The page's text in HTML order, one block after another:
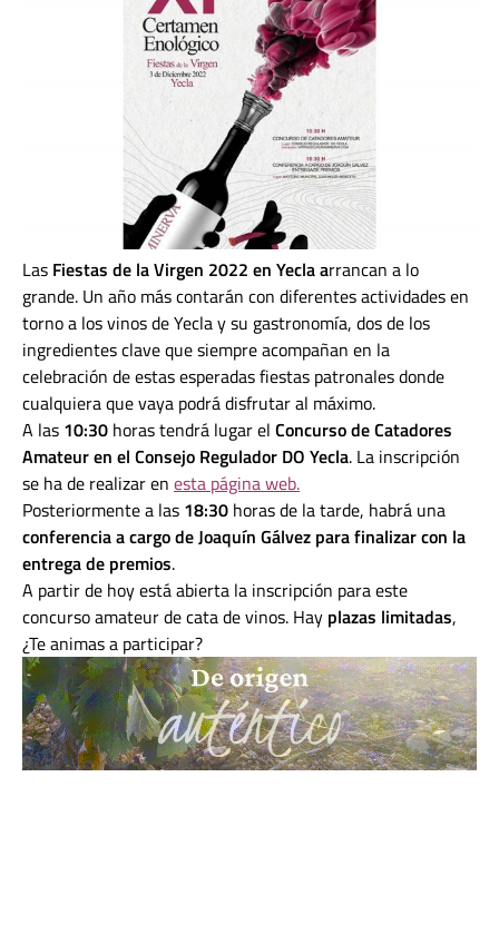
Las Fiestas de la Virgen 2022 en Yecla arrancan a lo
grande. Un año más contarán con diferentes actividades en
torno a los vinos de Yecla y su gastronomía, dos de los
ingredientes clave que siempre acompañan en la
celebración de estas esperadas fiestas patronales donde
cualquiera que vaya podrá disfrutar al máximo.
A las 10:30 horas tendrá lugar el Concurso de Catadores
Amateur en el Consejo Regulador DO Yecla. La inscripción
se ha de realizar en esta página web.
Posteriormente a las 18:30 horas de la tarde, habrá una
conferencia a cargo de Joaquín Gálvez para finalizar con la
entrega de premios.
A partir de hoy está abierta la inscripción para este
concurso amateur de cata de vinos. Hay plazas limitadas,
¿Te animas a participar?